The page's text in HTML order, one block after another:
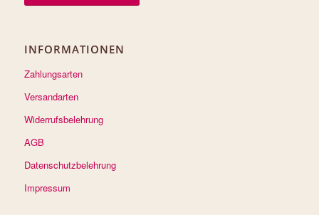
INFORMATIONEN
Zahlungsarten
Versandarten
Widerrufsbelehrung
AGB
Datenschutzbelehrung
Impressum